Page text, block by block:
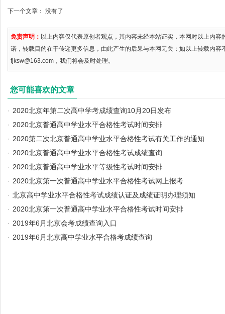
下一个文章： 没有了
免责声明： 以上内容仅代表原创者观点，其内容未经本站证实，本网对以上内
诺，转载目的在于传递更多信息，由此产生的后果与本网无关；如以上转载内容
fjksw@163.com，我们将会及时处理。
您可能喜欢的文章
· 2020北京年第二次高中学考成绩查询10月20日发布
· 2020北京普通高中学业水平合格性考试时间安排
· 2020第二次北京普通高中学业水平合格性考试有关工作的通知
· 2020北京普通高中学业水平合格性考试成绩查询
· 2020北京普通高中学业水平等级性考试时间安排
· 2020北京第一次普通高中学业水平合格性考试网上报考
· 北京高中学业水平合格性考试成绩认证及成绩证明办理须知
· 2020北京第一次普通高中学业水平合格性考试时间安排
· 2019年6月北京会考成绩查询入口
· 2019年6月北京高中学业水平合格考成绩查询